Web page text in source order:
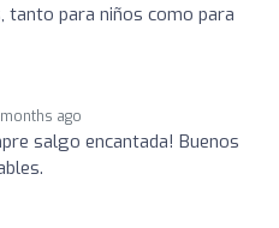
tanto para niños como para
ago
salgo encantada! Buenos